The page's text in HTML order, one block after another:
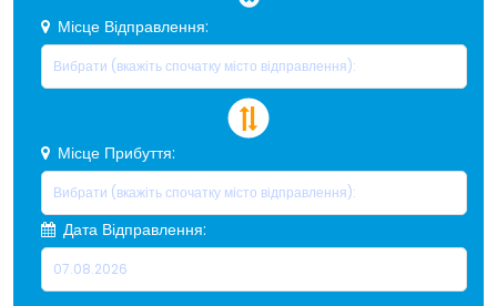
Місце Відправлення:
Місце Прибуття:
Дата Відправлення: